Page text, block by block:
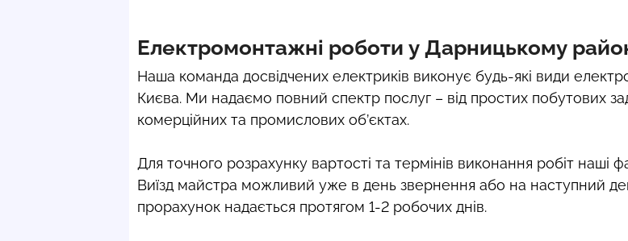
Електромонтажні роботи у Дарницькому
Наша команда досвідчених електриків виконує будь-які види
Києва. Ми надаємо повний спектр послуг – від простих побутових
комерційних та промислових об’єктах.
Для точного розрахунку вартості та термінів виконання робіт наші
Виїзд майстра можливий уже в день звернення або на наступний
прорахунок надається протягом 1-2 робочих днів.